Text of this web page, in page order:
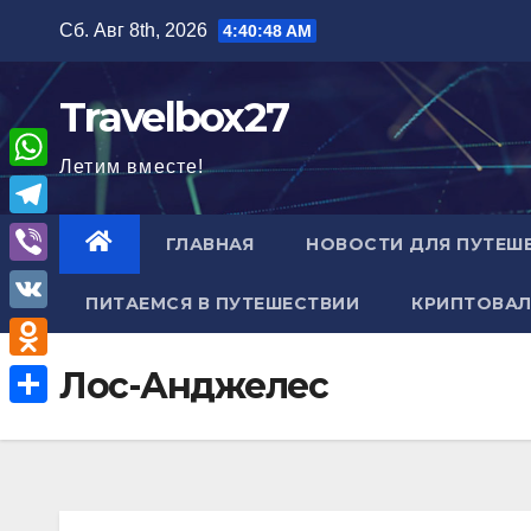
содержимому
Сб. Авг 8th, 2026 4:40:49 AM
Travelbox27
Летим вместе!
ГЛАВНАЯ НОВОСТИ ДЛЯ
ПИТАЕМСЯ В ПУТЕШЕСТВИИ
Лос-Анджелес
W
h
a
A
T
e
l
e
g
V
i
b
e
V
K
O